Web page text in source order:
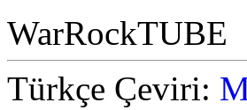
WarRockTUBE
Türkçe Çeviri: